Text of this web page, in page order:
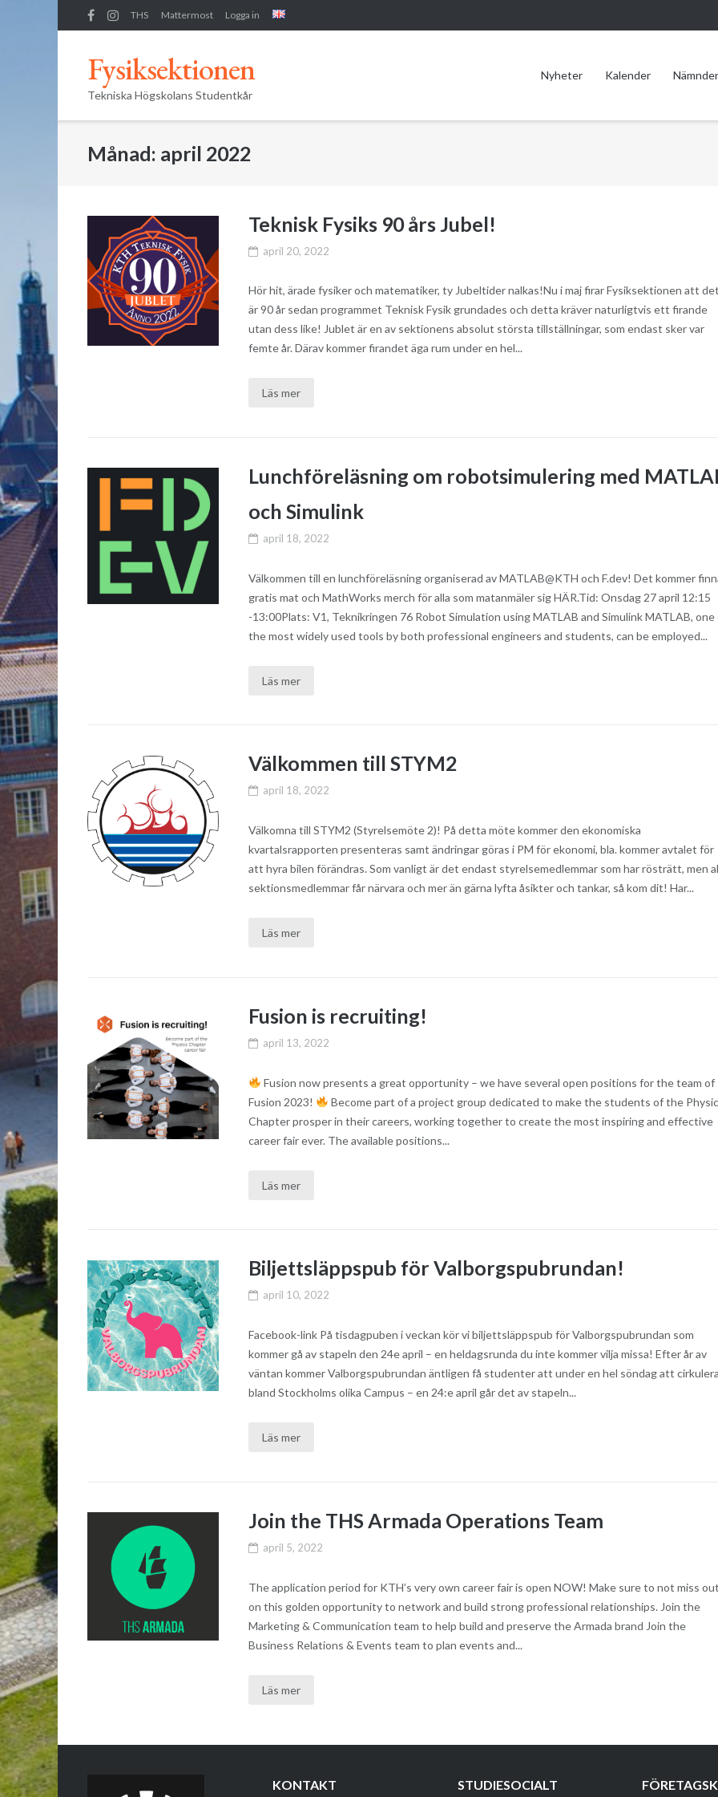
to
THS Mattermost Logga in
Fysiksektionen
Tekniska Högskolans Studentkår
Nyheter Kalender Nämnder
Månad: april 2022
Teknisk Fysiks 90 års Jubel!
april 20, 2022
Hör hit, ärade fysiker och matematiker, ty Jubeltider nalkas!Nu i maj firar Fysiksektionen att
är 90 år sedan programmet Teknisk Fysik grundades och detta kräver naturligtvis ett firande
utan dess like! Jublet är en av sektionens absolut största tillställningar, som endast sker var
femte år. Därav kommer firandet äga rum under en hel...
Läs mer
Lunchföreläsning om robotsimulering med
och Simulink
april 18, 2022
Välkommen till en lunchföreläsning organiserad av MATLAB@KTH och F.dev! Det kommer
gratis mat och MathWorks merch för alla som matanmäler sig HÄR.Tid: Onsdag 27 april 12:15
-13:00Plats: V1, Teknikringen 76 Robot Simulation using MATLAB and Simulink MATLAB, one
the most widely used tools by both professional engineers and students, can be employed...
Läs mer
Välkommen till STYM2
april 18, 2022
Välkomna till STYM2 (Styrelsemöte 2)! På detta möte kommer den ekonomiska
kvartalsrapporten presenteras samt ändringar göras i PM för ekonomi, bla. kommer avtalet för
att hyra bilen förändras. Som vanligt är det endast styrelsemedlemmar som har rösträtt, men
sektionsmedlemmar får närvara och mer än gärna lyfta åsikter och tankar, så kom dit! Har...
Läs mer
Fusion is recruiting!
april 13, 2022
Fusion now presents a great opportunity – we have several open positions for the team of
Fusion 2023!
Become part of a project group dedicated to make the students of the
Chapter prosper in their careers, working together to create the most inspiring and effective
career fair ever. The available positions...
Läs mer
Biljettsläppspub för Valborgspubrundan!
april 10, 2022
Facebook-link På tisdagpuben i veckan kör vi biljettsläppspub för Valborgspubrundan som
kommer gå av stapeln den 24e april – en heldagsrunda du inte kommer vilja missa! Efter år av
väntan kommer Valborgspubrundan äntligen få studenter att under en hel söndag att
bland Stockholms olika Campus – en 24:e april går det av stapeln...
Läs mer
Join the THS Armada Operations Team
april 5, 2022
The application period for KTH’s very own career fair is open NOW! Make sure to not miss
on this golden opportunity to network and build strong professional relationships. Join the
Marketing & Communication team to help build and preserve the Armada brand Join the
Business Relations & Events team to plan events and...
Läs mer
KONTAKT STUDIESOCIALT